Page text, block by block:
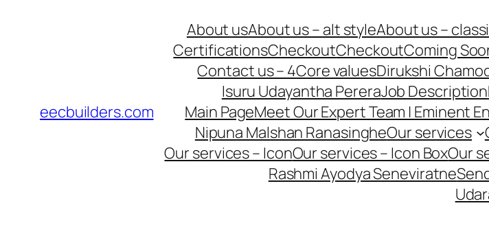
eecbuilders.com
About usAbout us – alt styleAbout us –
CertificationsCheckoutCheckoutComing
Contact us – 4Core valuesDirukshi
Isuru Udayantha PereraJob Description
Main PageMeet Our Expert Team | Eminent
Nipuna Malshan RanasingheOur services
Our services – IconOur services – Icon BoxOur
Rashmi Ayodya Seneviratne